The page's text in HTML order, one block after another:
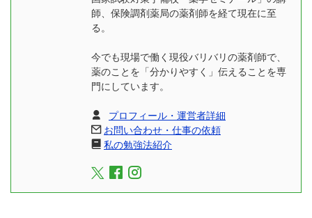
師、保険調剤薬局の薬剤師を経て現在に至
る。
今でも現場で働く現役バリバリの薬剤師で、
薬のことを「分かりやすく」伝えることを専
門にしています。
プロフィール・運営者詳細
お問い合わせ・仕事の依頼
私の勉強法紹介